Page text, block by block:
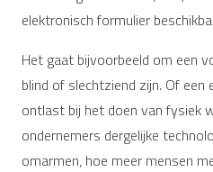
elektronisch formulier
Het gaat bijvoorbeeld om een
blind of slechtziend zijn. Of
ontlast bij het doen van fysiek
ondernemers dergelijke
omarmen, hoe meer mensen